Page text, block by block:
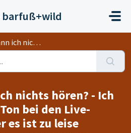
gehen
barfuß+wild
Ich habe keinen Ton bei d...
nichts hören? - Ich
bei den Live-
es ist zu leise